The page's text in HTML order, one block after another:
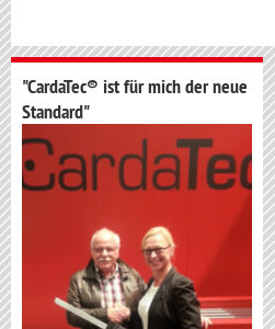
"CardaTec® ist für mich der neue
Standard"